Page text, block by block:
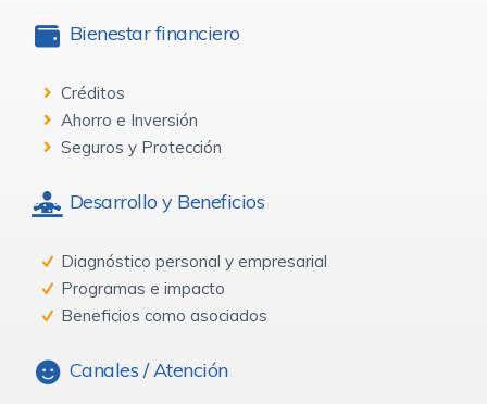
Bienestar financiero
Créditos
Ahorro e Inversión
Seguros y Protección
Desarrollo y Beneficios
Diagnóstico personal y empresarial
Programas e impacto
Beneficios como asociados
Canales / Atención